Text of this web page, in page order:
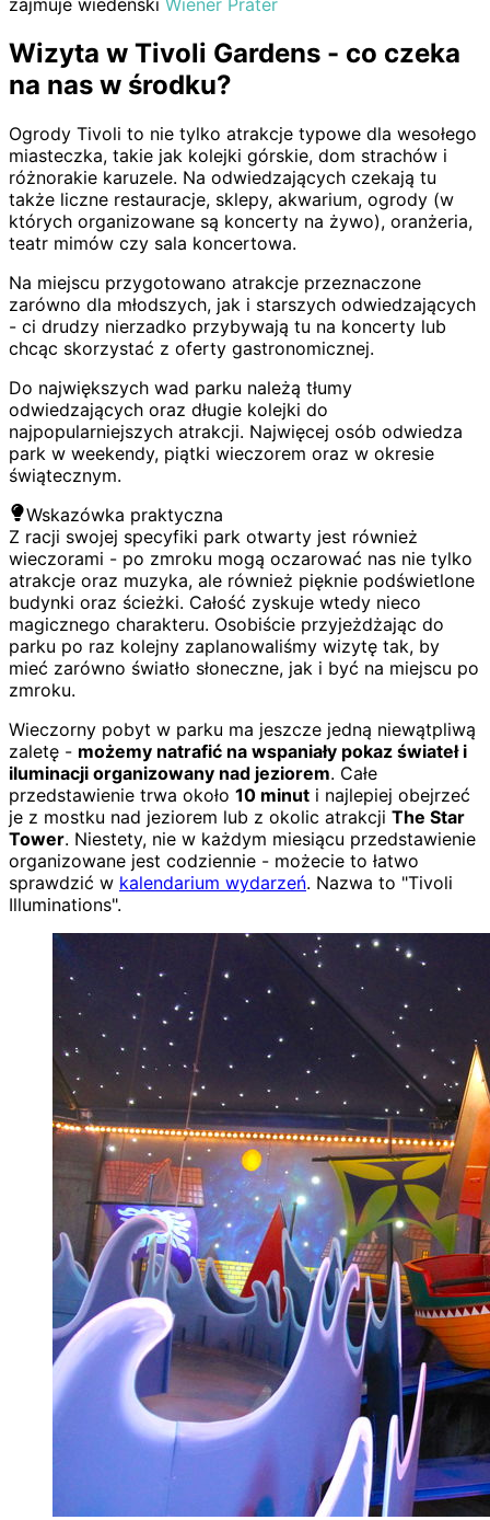
zajmuje wiedeński Wiener Prater
Wizyta w Tivoli Gardens - co czeka
na nas w środku?
Ogrody Tivoli to nie tylko atrakcje typowe dla wesołego
miasteczka, takie jak kolejki górskie, dom strachów i
różnorakie karuzele. Na odwiedzających czekają tu
także liczne restauracje, sklepy, akwarium, ogrody (w
których organizowane są koncerty na żywo), oranżeria,
teatr mimów czy sala koncertowa.
Na miejscu przygotowano atrakcje przeznaczone
zarówno dla młodszych, jak i starszych odwiedzających
- ci drudzy nierzadko przybywają tu na koncerty lub
chcąc skorzystać z oferty gastronomicznej.
Do największych wad parku należą tłumy
odwiedzających oraz długie kolejki do
najpopularniejszych atrakcji. Najwięcej osób odwiedza
park w weekendy, piątki wieczorem oraz w okresie
świątecznym.
Wskazówka praktyczna
Z racji swojej specyfiki park otwarty jest również
wieczorami - po zmroku mogą oczarować nas nie tylko
atrakcje oraz muzyka, ale również pięknie podświetlone
budynki oraz ścieżki. Całość zyskuje wtedy nieco
magicznego charakteru. Osobiście przyjeżdżając do
parku po raz kolejny zaplanowaliśmy wizytę tak, by
mieć zarówno światło słoneczne, jak i być na miejscu po
zmroku.
Wieczorny pobyt w parku ma jeszcze jedną niewątpliwą
zaletę - możemy natrafić na wspaniały pokaz świateł i
iluminacji organizowany nad jeziorem. Całe
przedstawienie trwa około 10 minut i najlepiej obejrzeć
je z mostku nad jeziorem lub z okolic atrakcji The Star
Tower. Niestety, nie w każdym miesiącu przedstawienie
organizowane jest codziennie - możecie to łatwo
sprawdzić w kalendarium wydarzeń. Nazwa to "Tivoli
Illuminations".